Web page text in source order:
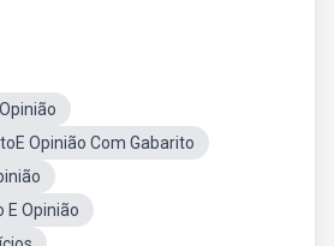
Opinião Com Gabarito
E Opinião